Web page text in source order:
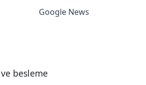
Google News
besleme